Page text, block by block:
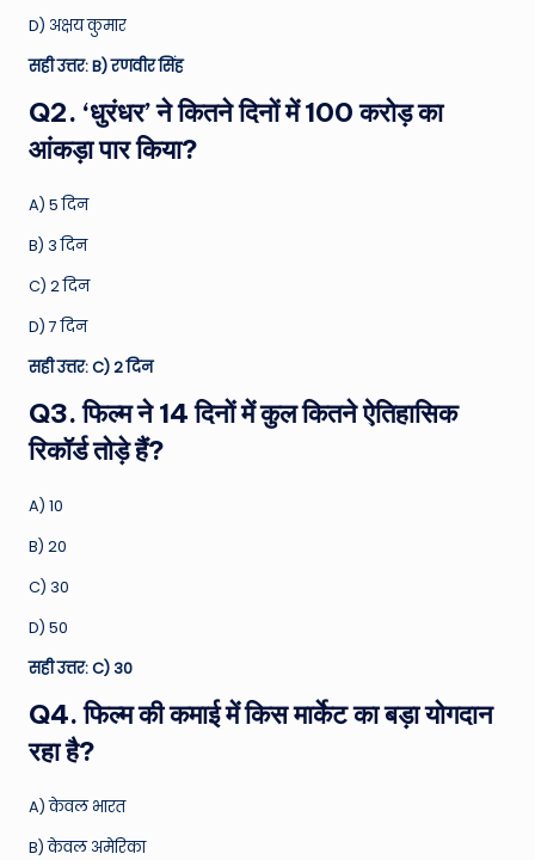
D) अक्षय कुमार
सही उत्तर: B) रणवीर सिंह
Q2. ‘धुरंधर’ ने कितने दिनों में 100 करोड़ का
आंकड़ा पार किया?
A) 5 दिन
B) 3 दिन
C) 2 दिन
D) 7 दिन
सही उत्तर: C) 2 दिन
Q3. फिल्म ने 14 दिनों में कुल कितने ऐतिहासिक
रिकॉर्ड तोड़े हैं?
A) 10
B) 20
C) 30
D) 50
सही उत्तर: C) 30
Q4. फिल्म की कमाई में किस मार्केट का बड़ा योगदान
रहा है?
A) केवल भारत
B) केवल अमेरिका